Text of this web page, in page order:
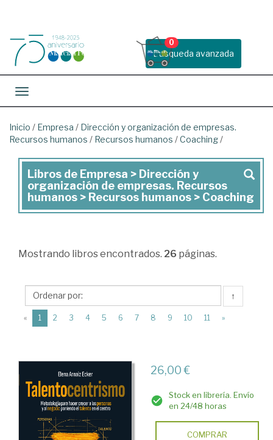
Busqueda avanzada
0
Toggle navigation
Inicio / Empresa / Dirección y organización de empresas.
Recursos humanos / Recursos humanos /Coaching/
Libros
de
Empresa
Dirección
organización
de
empresas.
humanos
>
Recursos
humanos
Libros de Empresa > Dirección y
organización de empresas. Recursos
humanos > Recursos humanos > Coaching
Mostrando libros encontrados. 26 páginas.
↑
« 1 (current)
2 3 4 5 6 7 8 9 10 11 »
26,00 €
Stock en librería. Envío
en 24/48 horas
COMPRAR